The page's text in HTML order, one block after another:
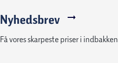
Nyhedsbrev
Få vores skarpeste priser i indbakken